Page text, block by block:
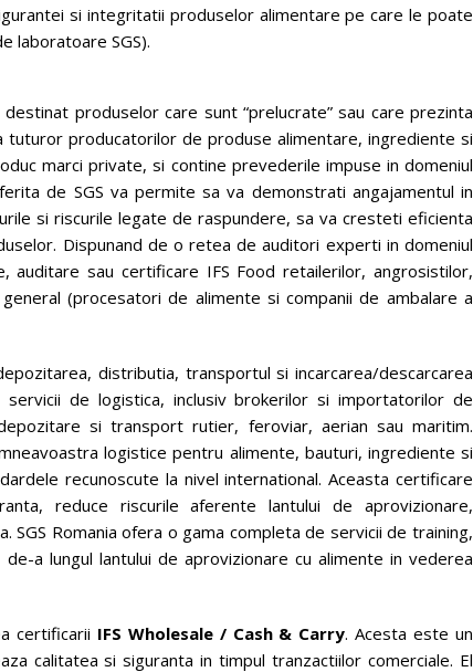
si integritatii produselor alimentare pe care le poate
laboratoare SGS).
produselor care sunt “prelucrate” sau care prezinta
tuturor producatorilor de produse alimentare, ingrediente si
marci private, si contine prevederile impuse in domeniul
de SGS va permite sa va demonstrati angajamentul in
si riscurile legate de raspundere, sa va cresteti eficienta
Dispunand de o retea de auditori experti in domeniul
sau certificare IFS Food retailerilor, angrosistilor,
(procesatori de alimente si companii de ambalare a
distributia, transportul si incarcarea/descarcarea
de logistica, inclusiv brokerilor si importatorilor de
si transport rutier, feroviar, aerian sau maritim.
logistice pentru alimente, bauturi, ingrediente si
recunoscute la nivel international. Aceasta certificare
reduce riscurile aferente lantului de aprovizionare,
Romania ofera o gama completa de servicii de training,
a lungul lantului de aprovizionare cu alimente in vederea
certificarii IFS Wholesale / Cash & Carry. Acesta este un
calitatea si siguranta in timpul tranzactiilor comerciale. El